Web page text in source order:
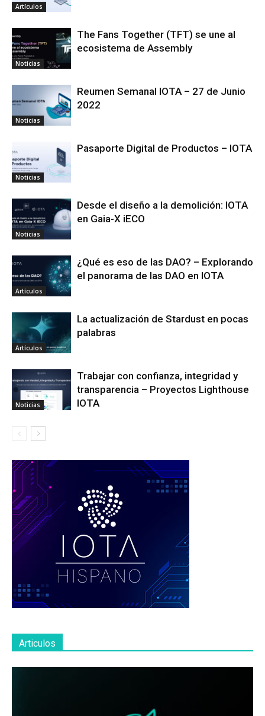
Artículos
Noticias
The Fans Together (TFT) se une al
ecosistema de Assembly
Noticias
Reumen Semanal IOTA – 27 de Junio
2022
Noticias
Pasaporte Digital de Productos – IOTA
Noticias
Desde el diseño a la demolición: IOTA
en Gaia-X iECO
Artículos
¿Qué es eso de las DAO? – Explorando
el panorama de las DAO en IOTA
Artículos
La actualización de Stardust en pocas
palabras
Noticias
Trabajar con confianza, integridad y
transparencia – Proyectos Lighthouse
IOTA
Articulos